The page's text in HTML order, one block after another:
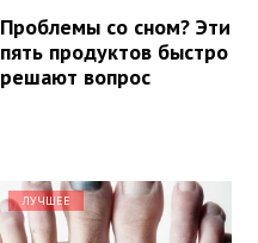
Проблемы со сном? Эти
пять продуктов быстро
решают вопрос
ЛУЧШЕЕ